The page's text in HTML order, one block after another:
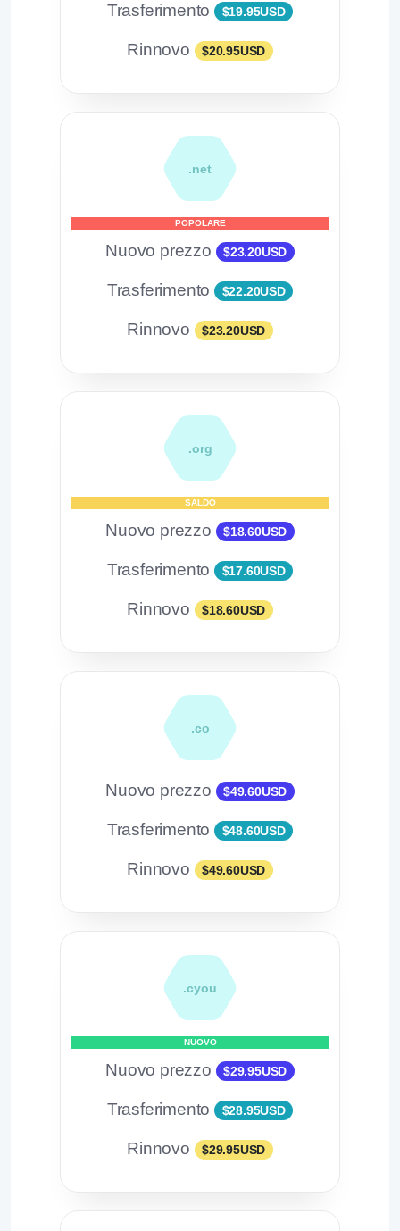
Trasferimento $19.95USD
Rinnovo $20.95USD
.net
POPOLARE
Nuovo prezzo $23.20USD
Trasferimento $22.20USD
Rinnovo $23.20USD
.org
SALDO
Nuovo prezzo $18.60USD
Trasferimento $17.60USD
Rinnovo $18.60USD
.co
Nuovo prezzo $49.60USD
Trasferimento $48.60USD
Rinnovo $49.60USD
.cyou
NUOVO
Nuovo prezzo $29.95USD
Trasferimento $28.95USD
Rinnovo $29.95USD